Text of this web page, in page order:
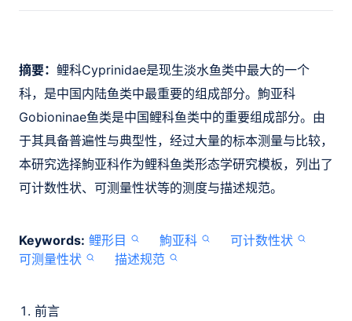
摘要： 鲤科Cyprinidae是现生淡水鱼类中最大的一个
科，是中国内陆鱼类中最重要的组成部分。鮈亚科
Gobioninae鱼类是中国鲤科鱼类中的重要组成部分。由
于其具备普遍性与典型性，经过大量的标本测量与比较，
本研究选择鮈亚科作为鲤科鱼类形态学研究模板，列出了
可计数性状、可测量性状等的测度与描述规范。
Keywords: 鲤形目 鮈亚科
可计数性状
可测量性状
描述规范
前言